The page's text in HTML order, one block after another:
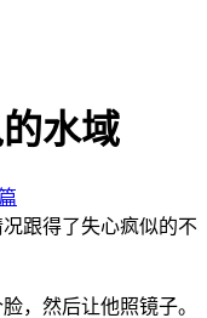
水域
跟得了失心疯似的不
，然后让他照镜子。